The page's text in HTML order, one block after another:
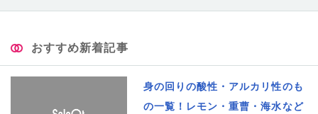
おすすめ新着記事
身の回りの酸性・アルカリ性のも
の一覧！レモン・重曹・海水など